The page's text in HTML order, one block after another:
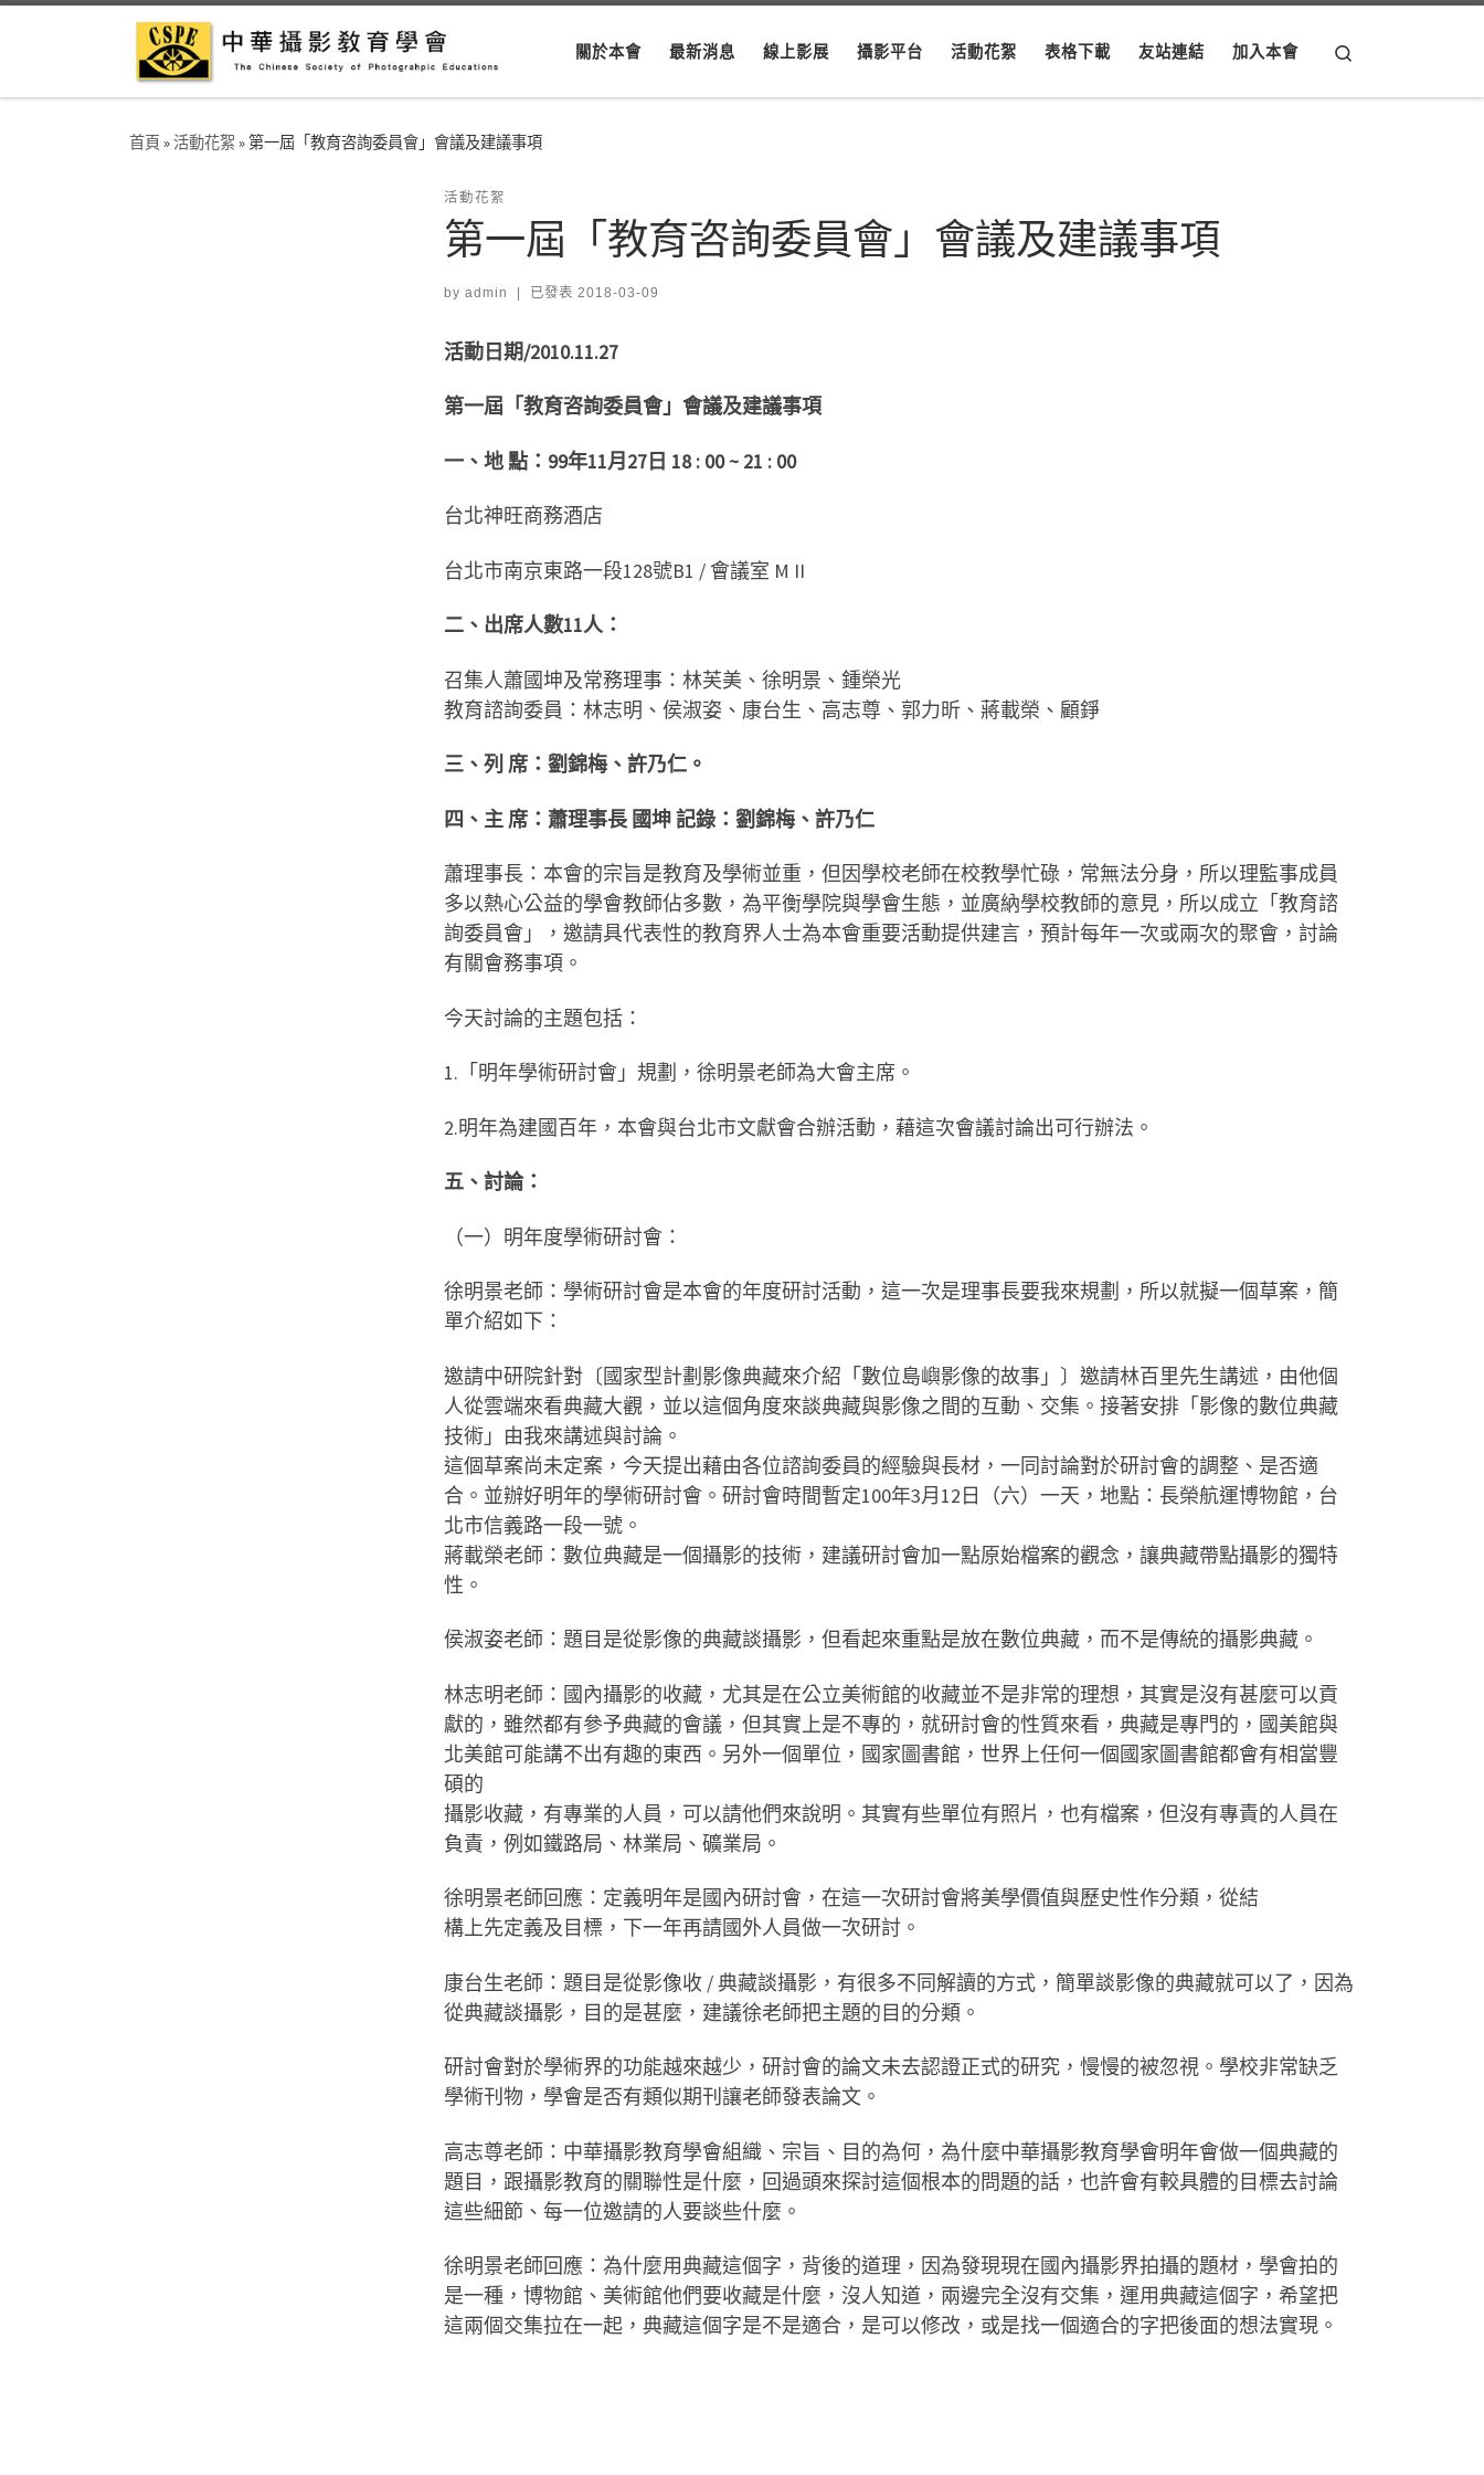
關於本會 最新消息 線上影展 攝影平台 活動花絮 表格下載 友站連結 加入本會
首頁 »活動花絮 »第一屆「教育咨詢委員會」會議及建議事項
活動花絮
第一屆「教育咨詢委員會」會議及建議事項
by admin | 已發表 2018-03-09
活動日期/2010.11.27
第一屆「教育咨詢委員會」會議及建議事項
一、地 點：99年11月27日 18 : 00 ~ 21 : 00
台北神旺商務酒店
台北市南京東路一段128號B1 / 會議室 M II
二、出席人數11人：
召集人蕭國坤及常務理事：林芙美、徐明景、鍾榮光
教育諮詢委員：林志明、侯淑姿、康台生、高志尊、郭力昕、蔣載榮、顧錚
三、列 席：劉錦梅、許乃仁。
四、主 席：蕭理事長 國坤 記錄：劉錦梅、許乃仁
蕭理事長：本會的宗旨是教育及學術並重，但因學校老師在校教學忙碌，常無法分身，所以理監事成員
多以熱心公益的學會教師佔多數，為平衡學院與學會生態，並廣納學校教師的意見，所以成立「教育諮
詢委員會」，邀請具代表性的教育界人士為本會重要活動提供建言，預計每年一次或兩次的聚會，討論
有關會務事項。
今天討論的主題包括：
1.「明年學術研討會」規劃，徐明景老師為大會主席。
2.明年為建國百年，本會與台北市文獻會合辦活動，藉這次會議討論出可行辦法。
五、討論：
（一）明年度學術研討會：
徐明景老師：學術研討會是本會的年度研討活動，這一次是理事長要我來規劃，所以就擬一個草案，簡
單介紹如下：
邀請中研院針對〔國家型計劃影像典藏來介紹「數位島嶼影像的故事」〕邀請林百里先生講述，由他個
人從雲端來看典藏大觀，並以這個角度來談典藏與影像之間的互動、交集。接著安排「影像的數位典藏
技術」由我來講述與討論。
這個草案尚未定案，今天提出藉由各位諮詢委員的經驗與長材，一同討論對於研討會的調整、是否適
合。並辦好明年的學術研討會。研討會時間暫定100年3月12日（六）一天，地點：長榮航運博物館，台
北市信義路一段一號。
蔣載榮老師：數位典藏是一個攝影的技術，建議研討會加一點原始檔案的觀念，讓典藏帶點攝影的獨特
性。
侯淑姿老師：題目是從影像的典藏談攝影，但看起來重點是放在數位典藏，而不是傳統的攝影典藏。
林志明老師：國內攝影的收藏，尤其是在公立美術館的收藏並不是非常的理想，其實是沒有甚麼可以貢
獻的，雖然都有參予典藏的會議，但其實上是不專的，就研討會的性質來看，典藏是專門的，國美館與
北美館可能講不出有趣的東西。另外一個單位，國家圖書館，世界上任何一個國家圖書館都會有相當豐
碩的
攝影收藏，有專業的人員，可以請他們來說明。其實有些單位有照片，也有檔案，但沒有專責的人員在
負責，例如鐵路局、林業局、礦業局。
徐明景老師回應：定義明年是國內研討會，在這一次研討會將美學價值與歷史性作分類，從結
構上先定義及目標，下一年再請國外人員做一次研討。
康台生老師：題目是從影像收 / 典藏談攝影，有很多不同解讀的方式，簡單談影像的典藏就可以了，因為
從典藏談攝影，目的是甚麼，建議徐老師把主題的目的分類。
研討會對於學術界的功能越來越少，研討會的論文未去認證正式的研究，慢慢的被忽視。學校非常缺乏
學術刊物，學會是否有類似期刊讓老師發表論文。
高志尊老師：中華攝影教育學會組織、宗旨、目的為何，為什麼中華攝影教育學會明年會做一個典藏的
題目，跟攝影教育的關聯性是什麼，回過頭來探討這個根本的問題的話，也許會有較具體的目標去討論
這些細節、每一位邀請的人要談些什麼。
徐明景老師回應：為什麼用典藏這個字，背後的道理，因為發現現在國內攝影界拍攝的題材，學會拍的
是一種，博物館、美術館他們要收藏是什麼，沒人知道，兩邊完全沒有交集，運用典藏這個字，希望把
這兩個交集拉在一起，典藏這個字是不是適合，是可以修改，或是找一個適合的字把後面的想法實現。